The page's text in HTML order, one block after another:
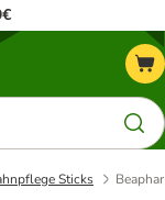
Sticks